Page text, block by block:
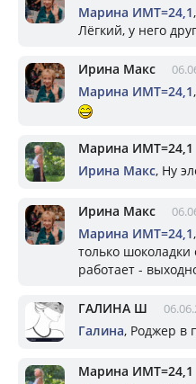
Марина ИМТ=24,1
Лёгкий, у него
Ирина Макс
Марина ИМТ=24,1
Марина ИМТ=24,1
Ирина Макс, Ну
Ирина Макс
Марина ИМТ=24,1
только шоколадки
работает -
ГАЛИНА Ш
Галина, Роджер в
Марина ИМТ=24,1